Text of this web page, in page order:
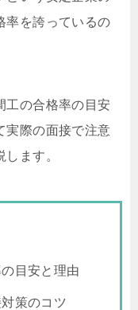
率を誇っているの
工の合格率の目安
実際の面接で注意
ます。
目安と理由
策のコツ